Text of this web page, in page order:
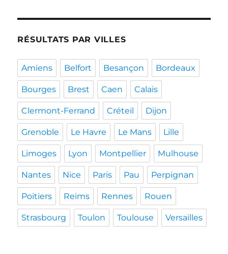
RÉSULTATS PAR VILLES
Amiens Belfort Besançon Bordeaux
Bourges Brest Caen Calais
Clermont-Ferrand Créteil Dijon
Grenoble Le Havre Le Mans Lille
Limoges Lyon Montpellier Mulhouse
Nantes Nice Paris Pau Perpignan
Poitiers Reims Rennes Rouen
Strasbourg Toulon Toulouse Versailles